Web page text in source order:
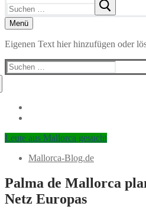
nach:
Menü
Eigenen Text hier hinzufügen oder
Suchen
nach:
Leute aus Mallorca gesucht
Mallorca-Blog.de
Palma de Mallorca
Netz Europas